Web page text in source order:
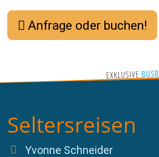
Anfrage oder buchen!
Seltersreisen
Yvonne Schneider